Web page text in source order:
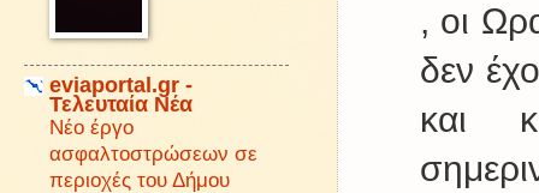
, οι
δεν
και
eviaportal.gr -
Τελευταία Νέα
Νέο έργο
ασφαλτοστρώσεων σε
περιοχές του Δήμου